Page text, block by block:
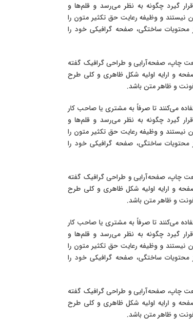
گیرد چگونه به نظر می‌رسد و قلم‌ها و
نیستند و وظیفه رعایت حق تکثیر متون را
محتویات ساختگی، صفحه گرافیکی خود را
چاپ، صفحه‌آرایی و طراحی گرافیک گفته
و ارایه اولیه شکل ظاهری و کلی طرح
فونت و ظاهر متن باشد.
می‌کنند تا صرفاً به مشتری یا صاحب کار
گیرد چگونه به نظر می‌رسد و قلم‌ها و
نیستند و وظیفه رعایت حق تکثیر متون را
محتویات ساختگی، صفحه گرافیکی خود را
چاپ، صفحه‌آرایی و طراحی گرافیک گفته
و ارایه اولیه شکل ظاهری و کلی طرح
فونت و ظاهر متن باشد.
می‌کنند تا صرفاً به مشتری یا صاحب کار
گیرد چگونه به نظر می‌رسد و قلم‌ها و
نیستند و وظیفه رعایت حق تکثیر متون را
محتویات ساختگی، صفحه گرافیکی خود را
چاپ، صفحه‌آرایی و طراحی گرافیک گفته
و ارایه اولیه شکل ظاهری و کلی طرح
فونت و ظاهر متن باشد.